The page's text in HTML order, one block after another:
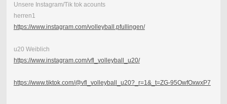
Unsere Instagram/Tik tok acounts
herren1
https://www.instagram.com/volleyball.pfullingen/
u20 Weiblich
https://www.instagram.com/vfl_volleyball_u20/
https://www.tiktok.com/@vfl_volleyball_u20?_r=1&_t=ZG-95OwfOxwxP7